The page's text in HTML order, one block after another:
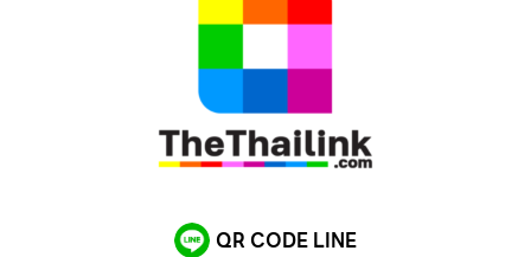
QR CODE LINE